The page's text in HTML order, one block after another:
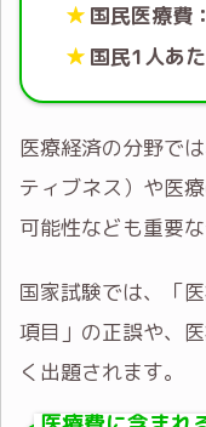
国民医療費：
国民1人あた
医療経済の分野で
ティブネス）や医
可能性なども重要な
国家試験では、「
項目」の正誤や、
く出題されます。